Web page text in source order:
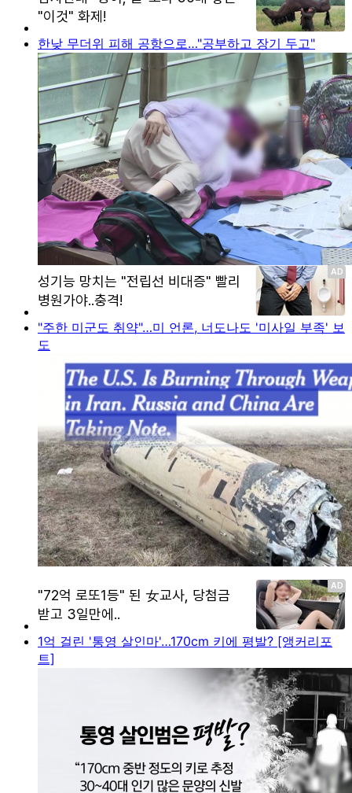
한낮 무더위 피해 공항으로…"공부하고 장기 두고"
"주한 미군도 취약"…미 언론, 너도나도 '미사일 부족' 보
도
1억 걸린 '통영 살인마'…170cm 키에 평발? [앵커리포
트]